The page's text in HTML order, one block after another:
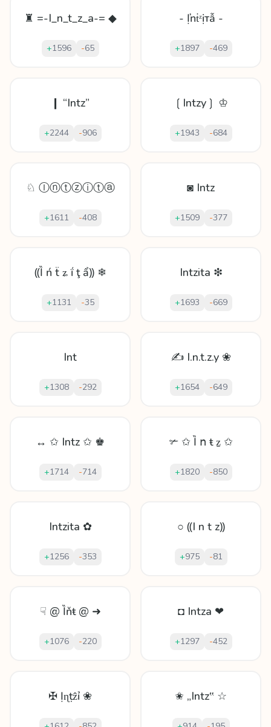
♜ =-I_n_t_z_a-= ◆
+1596 -65
- Ịŉṫᶻịтẫ -
+1897 -469
❙ “Intz”
+2244 -906
❲Intzy❳ ♔
+1943 -684
♘ Ⓘⓝⓣⓩⓘⓣⓐ
+1611 -408
◙ Intz
+1509 -377
⸨Ȉ ń ẗ ʑ ḯ ţ ẩ⸩ ❄
+1131 -35
Intzita ❇
+1693 -669
Int
+1308 -292
✍ I.n.t.z.y ❀
+1654 -649
↔ ✩ Intz ✩ ♚
+1714 -714
✃ ✩ Ȉ ո ŧ ẕ ✩
+1820 -850
Intzita ✿
+1256 -353
○ ⸨I n t z⸩
+975 -81
☟ @ Ȉňŧ @ ➜
+1076 -220
◘ Intza ❤
+1297 -452
✠ Ịɳṭẑỉ ❀ ✬ „Intz‟ ☆